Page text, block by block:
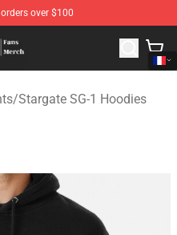
over $100
Stargate SG-1
/Stargate SG-1 Hoodies